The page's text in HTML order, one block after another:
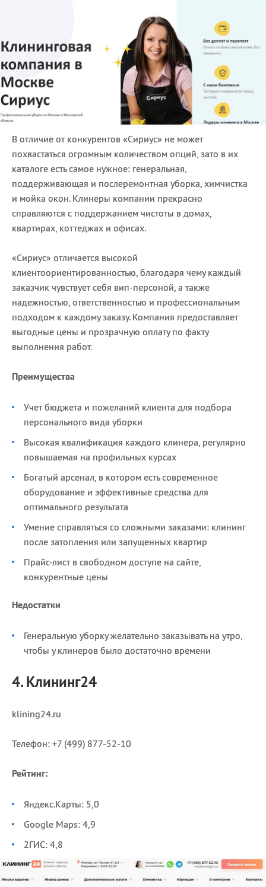
В отличие от конкурентов «Сириус» не может
похвастаться огромным количеством опций, зато в их
каталоге есть самое нужное: генеральная,
поддерживающая и послеремонтная уборка, химчистка
и мойка окон. Клинеры компании прекрасно
справляются с поддержанием чистоты в домах,
квартирах, коттеджах и офисах.
«Сириус» отличается высокой
клиентоориентированностью, благодаря чему каждый
заказчик чувствует себя вип-персоной, а также
надежностью, ответственностью и профессиональным
подходом к каждому заказу. Компания предоставляет
выгодные цены и прозрачную оплату по факту
выполнения работ.
Преимущества
Учет бюджета и пожеланий клиента для подбора
персонального вида уборки
Высокая квалификация каждого клинера, регулярно
повышаемая на профильных курсах
Богатый арсенал, в котором есть современное
оборудование и эффективные средства для
оптимального результата
Умение справляться со сложными заказами: клининг
после затопления или запущенных квартир
Прайс-лист в свободном доступе на сайте,
конкурентные цены
Недостатки
Генеральную уборку желательно заказывать на утро,
чтобы у клинеров было достаточно времени
4. Клининг24
klining24.ru
Телефон: +7 (499) 877-52-10
Рейтинг:
Яндекс.Карты: 5,0
Google Maps: 4,9
2ГИС: 4,8